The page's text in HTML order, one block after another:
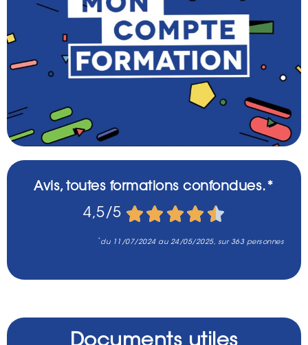
Avis, toutes formations confondues.*
4,5/5   
*du 11/07/2024 au 24/05/2025, sur 363 personnes